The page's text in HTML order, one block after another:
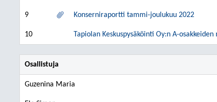
9 Konserniraportti tammi-joulukuu 2022
10 Tapiolan Keskuspysäköinti Oy:n A-
Osallistuja
Guzenina Maria